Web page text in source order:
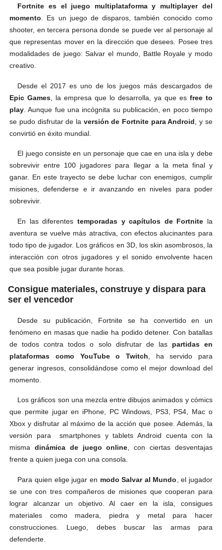
Fortnite es el juego multiplataforma y multiplayer del
momento. Es un juego de disparos, también conocido como
shooter, en tercera persona donde se puede ver al personaje al
que representas mover en la dirección que desees. Posee tres
modalidades de juego: Salvar el mundo, Battle Royale y modo
creativo.
Desde el 2017 es uno de los juegos más descargados de
Epic Games , la empresa que lo desarrolla, ya que es free to
play . Aunque fue una incógnita su publicación, en poco tiempo
se pudo disfrutar de la versión de Fortnite para Android , y se
convirtió en éxito mundial.
El juego consiste en un personaje que cae en una isla y debe
sobrevivir entre 100 jugadores para llegar a la meta final y
ganar. En este trayecto se debe luchar con enemigos, cumplir
misiones, defenderse e ir avanzando en niveles para poder
sobrevivir.
En las diferentes temporadas y capítulos de Fortnite la
aventura se vuelve más atractiva, con efectos alucinantes para
todo tipo de jugador. Los gráficos en 3D, los skin asombrosos, la
interacción con otros jugadores y el sonido envolvente hacen
que sea posible jugar durante horas.
Consigue materiales, construye y dispara para
ser el vencedor
Desde su publicación, Fortnite se ha convertido en un
fenómeno en masas que nadie ha podido detener. Con batallas
de todos contra todos o solo disfrutar de las partidas en
plataformas como YouTube o Twitch , ha servido para
generar ingresos, consolidándose como el mejor download del
momento.
Los gráficos son una mezcla entre dibujos animados y cómics
que permite jugar en iPhone, PC Windows, PS3, PS4, Mac o
Xbox y disfrutar al máximo de la acción que posee. Además, la
versión para smartphones y tablets Android cuenta con la
misma dinámica de juego online, con ciertas desventajas
frente a quien juega con una consola.
Para quien elige jugar en modo Salvar al Mundo , el jugador
se une con tres compañeros de misiones que cooperan para
lograr alcanzar un objetivo. Al caer en la isla, consigues
materiales como madera, piedra y metal para hacer
construcciones. Luego, debes buscar las armas para
defenderte.